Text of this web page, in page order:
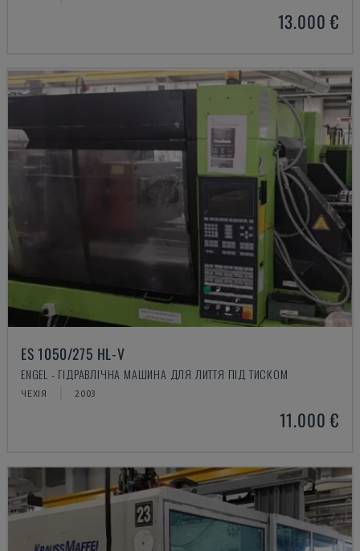
13.000 €
ES 1050/275 HL-V
ENGEL - ГІДРАВЛІЧНА МАШИНА ДЛЯ ЛИТТЯ ПІД ТИСКОМ
ЧЕХІЯ 2003
11.000 €